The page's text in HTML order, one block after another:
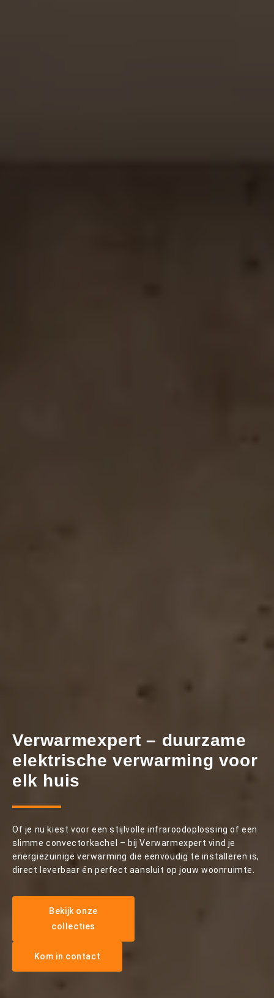
Verwarmexpert – duurzame
elektrische verwarming voor
elk huis
Of je nu kiest voor een stijlvolle infraroodoplossing of een
slimme convectorkachel – bij Verwarmexpert vind je
energiezuinige verwarming die eenvoudig te installeren is,
direct leverbaar én perfect aansluit op jouw woonruimte.
Bekijk onze
collecties
Kom in contact